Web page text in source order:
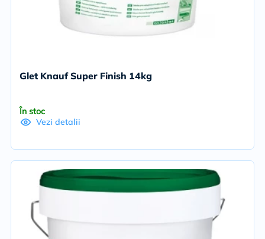
Glet Knauf Super Finish 14kg
În stoc
Vezi detalii